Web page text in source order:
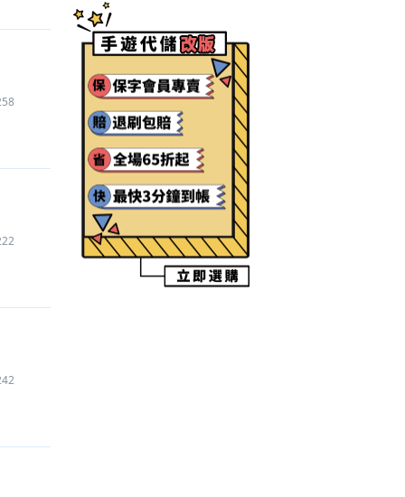
【絕區零
【絕區零】代儲880元
【荒野亂鬥 Brawl Stars 】代儲490 元
【三角洲行動 】代儲580
【逆水寒手遊 】代儲5,640
【Roblox】代儲575元
【逆水寒手遊 】代儲940元
【Clove】代儲65元
【Roblox】代儲750元
【快手】代儲1,590元
【三國：謀定天下 】代儲5,690元